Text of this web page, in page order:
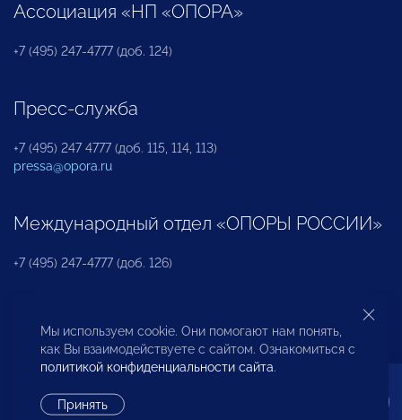
Ассоциация «НП «ОПОРА»
+7 (495) 247-4777 (доб. 124)
Пресс-служба
+7 (495) 247 4777 (доб. 115, 114, 113)
pressa@opora.ru
Международный отдел «ОПОРЫ РОССИИ»
+7 (495) 247-4777 (доб. 126)
Бюро по защите прав предпринимателей и
инвесторов
Мы используем cookie. Они помогают нам понять,
как Вы взаимодействуете с сайтом. Ознакомиться с
политикой конфиденциальности сайта.
Принять